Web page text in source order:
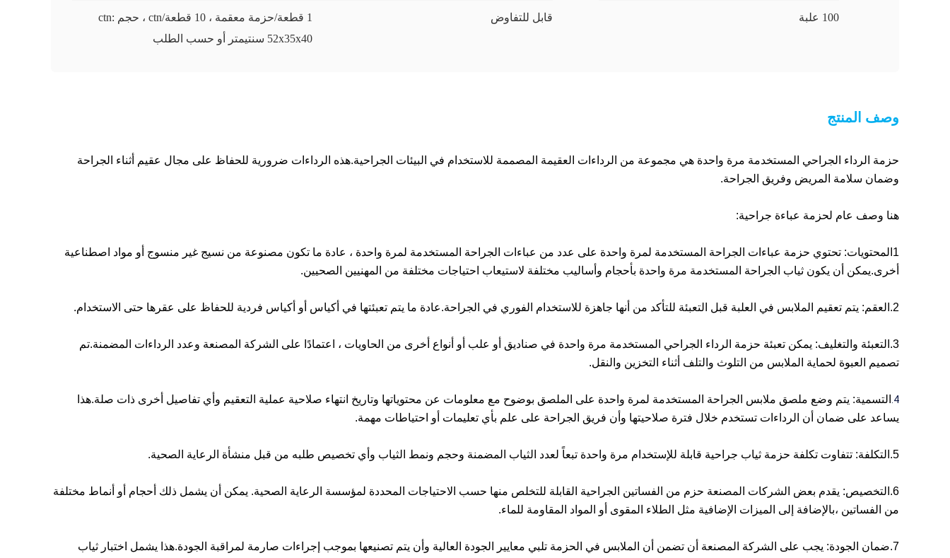
100 علبة قابل للتفاوض
1 قطعة/حزمة معقمة ، 10 قطعة/ctn ، حجم ctn:
52x35x40 سنتيمتر أو حسب الطلب
وصف المنتج
وضمان سلامة المريض وفريق الجراحة.
هنا وصف عام لحزمة عباءة جراحية:
أخرى.يمكن أن يكون ثياب الجراحة المستخدمة مرة واحدة بأحجام وأساليب مختلفة لاستيعاب احتياجات مختلفة من المهنيين الصحيين.
2. العقم: يتم تعقيم الملابس في العلبة قبل التعبئة للتأكد من أنها جاهزة للاستخدام الفوري في الجراحة.عادة ما يتم تعبئتها في أكياس أو أكياس فردية للحفاظ على عقرها حتى الاستخدام.
3.
تصميم العبوة لحماية الملابس من التلوث والتلف أثناء التخزين والنقل.
4.
يساعد على ضمان أن الرداءات تستخدم خلال فترة صلاحيتها وأن فريق الجراحة على علم بأي تعليمات أو احتياطات مهمة.
5. التكلفة: تتفاوت تكلفة حزمة ثياب جراحية قابلة للإستخدام مرة واحدة تبعاً لعدد الثياب المضمنة وحجم ونمط الثياب وأي تخصيص طلبه من قبل منشأة الرعاية الصحية.
6.
من الفساتين ،بالإضافة إلى الميزات الإضافية مثل الطلاء المقوى أو المواد المقاومة للماء.
7.